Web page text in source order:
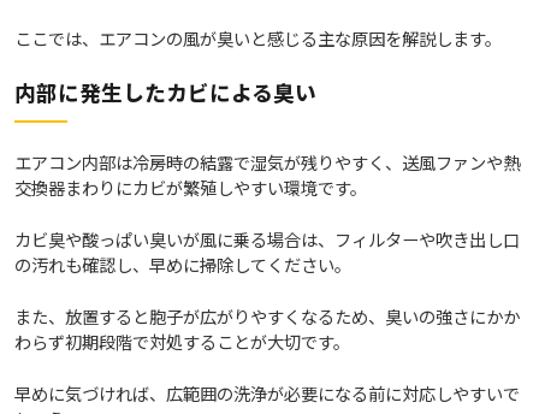
ここでは、エアコンの風が臭いと感じる主な原因を解説します。
内部に発生したカビによる臭い
エアコン内部は冷房時の結露で湿気が残りやすく、送風ファンや熱
交換器まわりにカビが繁殖しやすい環境です。
カビ臭や酸っぱい臭いが風に乗る場合は、フィルターや吹き出し口
の汚れも確認し、早めに掃除してください。
また、放置すると胞子が広がりやすくなるため、臭いの強さにかか
わらず初期段階で対処することが大切です。
早めに気づければ、広範囲の洗浄が必要になる前に対応しやすいで